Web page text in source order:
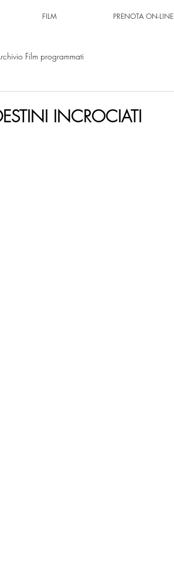
FILM PRENOTA ON-LINE
Film programmati
INCROCIATI